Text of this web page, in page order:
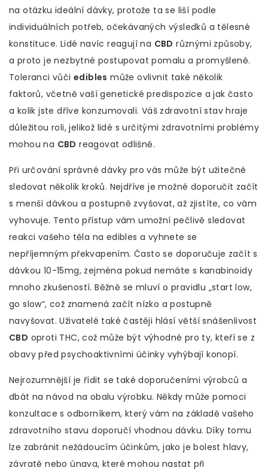
na otázku ideální dávky, protože ta se liší podle
individuálních potřeb, očekávaných výsledků a tělesné
konstituce. Lidé navíc reagují na CBD různými způsoby,
a proto je nezbytné postupovat pomalu a promyšleně.
Toleranci vůčiedibles může ovlivnit také několik
faktorů, včetně vaší genetické predispozice a jak často
a kolik jste dříve konzumovali. Váš zdravotní stav hraje
důležitou roli, jelikož lidé s určitými zdravotními problémy
mohou na CBD reagovat odlišně.
Při určování správné dávky pro vás může být užitečné
sledovat několik kroků. Nejdříve je možné doporučit začít
s menší dávkou a postupně zvyšovat, až zjistíte, co vám
vyhovuje. Tento přístup vám umožní pečlivě sledovat
reakci vašeho těla na edibles a vyhnete se
nepříjemným překvapením. Často se doporučuje začít s
dávkou 10-15mg, zejména pokud nemáte s kanabinoidy
mnoho zkušeností. Běžně se mluví o pravidlu „start low,
go slow“, což znamená začít nízko a postupně
navyšovat. Uživatelé také častěji hlásí větší snášenlivost
CBD oproti THC, což může být výhodné pro ty, kteří se z
obavy před psychoaktivními účinky vyhýbají konopí.
Nejrozumnější je řídit se také doporučeními výrobců a
dbát na návod na obalu výrobku. Někdy může pomoci
konzultace s odborníkem, který vám na základě vašeho
zdravotního stavu doporučí vhodnou dávku. Díky tomu
lze zabránit nežádoucím účinkům, jako je bolest hlavy,
závratě nebo únava, které mohou nastat při